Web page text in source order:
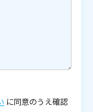
に同意のうえ確認